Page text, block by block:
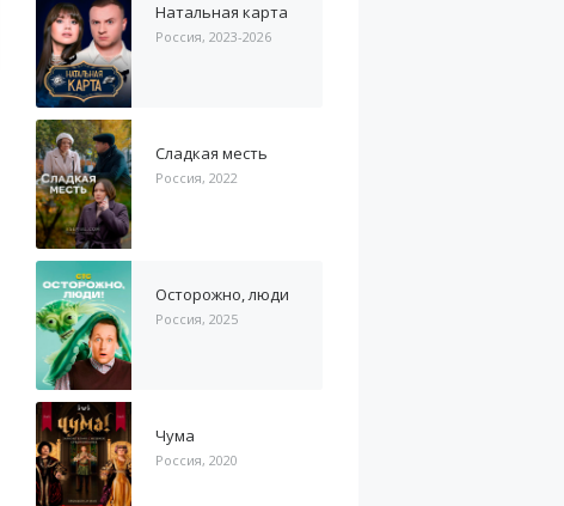
Натальная карта
Россия, 2023-2026
Сладкая месть
Россия, 2022
Осторожно, люди
Россия, 2025
Чума
Россия, 2020